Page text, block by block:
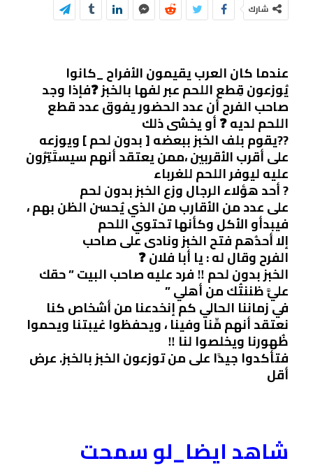
شارك
عندما كان العرب يقيمون الأفراح _كانوا
يُوزعون قِطع اللحم عبر لفها بالخبز ❓فإذا وجد
صاحب الفرح أن عدد الحضور يفوق عدد قطع
اللحم لديه ❓ أو يخشى ذلك
??يقوم بلف الخبز ببعضه [ بدون لحم ] ويوزعه
على أقرب الأقربين ،ممن يعتقد أنهم سيستَتِرُون
عليه ليوفر اللحم للغرباء
? أحد هؤلاء الرجال وزع الخبز بدون لحم
على عدد من الأقارب من الذي يُحسن الظن بهم ،
فيبدأو الأكل وكأنها تحتوي اللحم
إلا أحدُهم فتح الخبز ونادى على صاحب
الفرح وقال له : يا أبا فلان ❓
الخبز بدون لحم ‼ فرد عليه صاحب البيت ” حقك
عليَّ ظننتُك من أهلي ”
في زماننا الحالي كم إنخدعنا من أشخاص كنا
نعتقد أنهم مِّنا وفينا ، ويحفظوا غيبتنا ويحموا
ظُهورنا ويخلصوا لنا ‼
فتأكدوا جيدًا على من توزعون الخبز بالخبز. عرض
أقل
شاهد ايضا_لو سمحت